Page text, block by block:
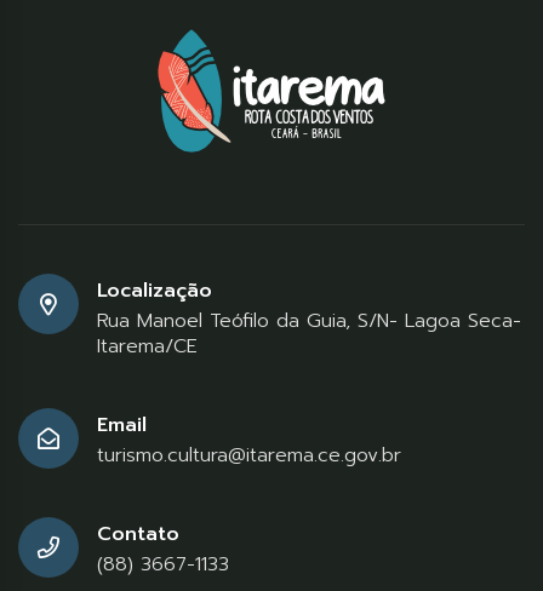
Localização
Rua Manoel Teófilo da Guia, S/N- Lagoa Seca-
Itarema/CE
Email
turismo.cultura@itarema.ce.gov.br
Contato
(88) 3667-1133